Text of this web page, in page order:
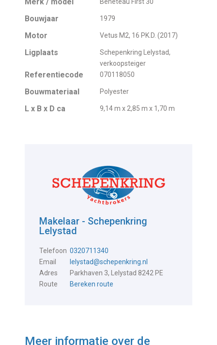
Bouwjaar 1979
Motor Vetus M2, 16 PK.D. (2017)
Ligplaats
Schepenkring Lelystad,
verkoopsteiger
Referentiecode 070118050
Bouwmateriaal Polyester
L x B x D ca 9,14 m x 2,85 m x 1,70 m
Makelaar - Schepenkring
Lelystad
Telefoon 0320711340
Email
lelystad@schepenkring.nl
Adres
Parkhaven 3, Lelystad 8242 PE
Route
Bereken route
Meer informatie over de